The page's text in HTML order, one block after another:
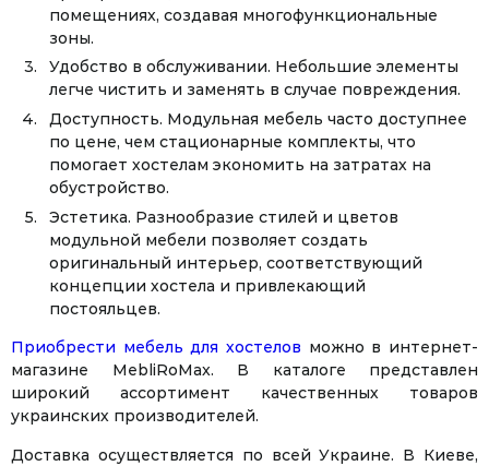
помещениях, создавая многофункциональные
зоны.
Удобство в обслуживании. Небольшие элементы
легче чистить и заменять в случае повреждения.
Доступность. Модульная мебель часто доступнее
по цене, чем стационарные комплекты, что
помогает хостелам экономить на затратах на
обустройство.
Эстетика. Разнообразие стилей и цветов
модульной мебели позволяет создать
оригинальный интерьер, соответствующий
концепции хостела и привлекающий
постояльцев.
Приобрести мебель для хостелов можно в интернет-
магазине MebliRoMax. В каталоге представлен
широкий ассортимент качественных товаров
украинских производителей.
Доставка осуществляется по всей Украине. В Киеве,